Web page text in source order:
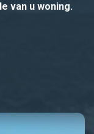
van u woning.